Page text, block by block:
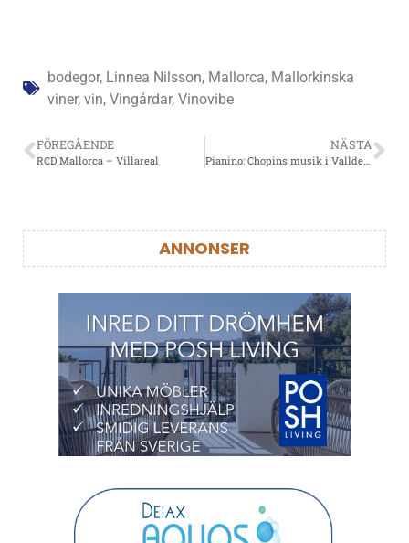
bodegor, Linnea Nilsson, Mallorca, Mallorkinska
viner, vin, Vingårdar, Vinovibe
FÖREGÅENDE
RCD Mallorca – Villareal
NÄSTA
Pianino: Chopins musik i Valldemossa
ANNONSER